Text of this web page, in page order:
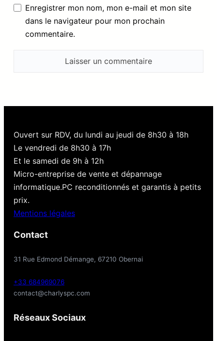
Enregistrer mon nom, mon e-mail et mon site
dans le navigateur pour mon prochain
commentaire.
Ouvert sur RDV, du lundi au jeudi de 8h30 à 18h
Le vendredi de 8h30 à 17h
Et le samedi de 9h à 12h
Micro-entreprise de vente et dépannage
informatique.PC reconditionnés et garantis à petits
prix.
Mentions légales
Contact
31 Rue Edmond Démange, 67210 Obernai
+33 684969076
contact@charlyspc.com
Réseaux Sociaux